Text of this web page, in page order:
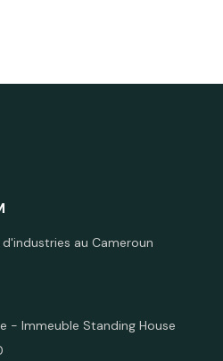
au Cameroun
- Immeuble Standing House